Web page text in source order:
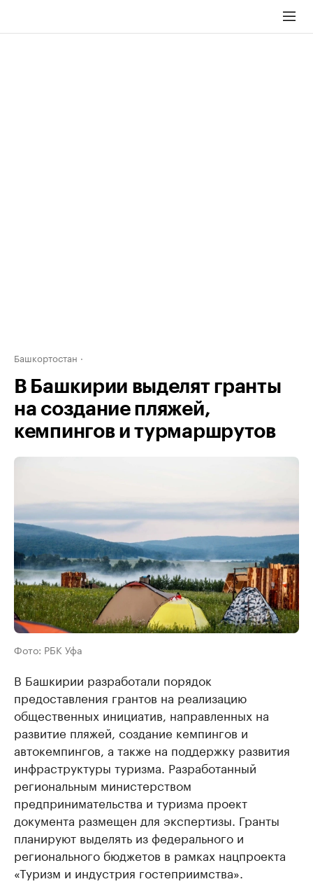
Башкортостан
В Башкирии выделят гранты
на создание пляжей,
кемпингов и турмаршрутов
Фото: РБК Уфа
В Башкирии разработали порядок
предоставления грантов на реализацию
общественных инициатив, направленных на
развитие пляжей, создание кемпингов и
автокемпингов, а также на поддержку развития
инфраструктуры туризма. Разработанный
региональным министерством
предпринимательства и туризма проект
документа размещен для экспертизы. Гранты
планируют выделять из федерального и
регионального бюджетов в рамках нацпроекта
«Туризм и индустрия гостеприимства».